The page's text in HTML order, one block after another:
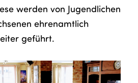
werden von Jugendlichen
ehrenamtlich
geführt.